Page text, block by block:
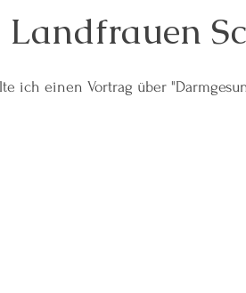
ich einen Vortrag über